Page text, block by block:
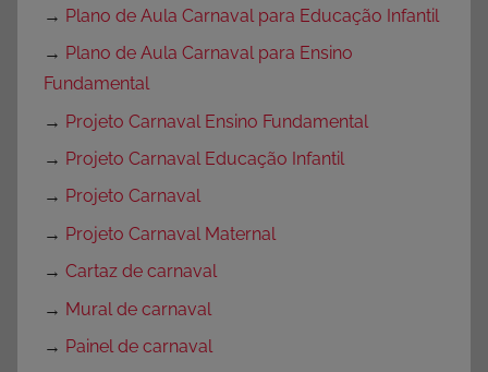
→ Plano de Aula Carnaval para Educação Infantil
→ Plano de Aula Carnaval para Ensino
Fundamental
→ Projeto Carnaval Ensino Fundamental
→ Projeto Carnaval Educação Infantil
→ Projeto Carnaval
→ Projeto Carnaval Maternal
→ Cartaz de carnaval
→ Mural de carnaval
→ Painel de carnaval